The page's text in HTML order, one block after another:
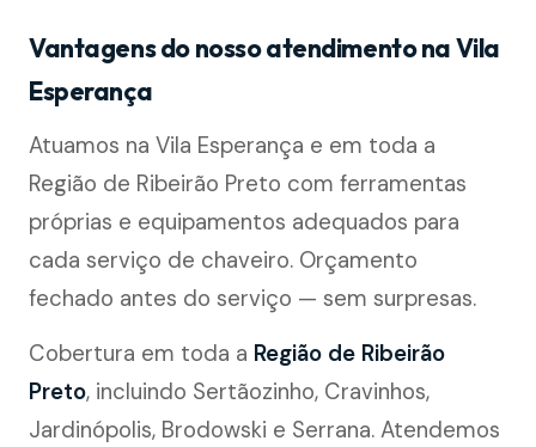
Vantagens do nosso atendimento na Vila
Esperança
Atuamos na Vila Esperança e em toda a
Região de Ribeirão Preto com ferramentas
próprias e equipamentos adequados para
cada serviço de chaveiro. Orçamento
fechado antes do serviço — sem surpresas.
Cobertura em toda a Região de Ribeirão
Preto, incluindo Sertãozinho, Cravinhos,
Jardinópolis, Brodowski e Serrana. Atendemos